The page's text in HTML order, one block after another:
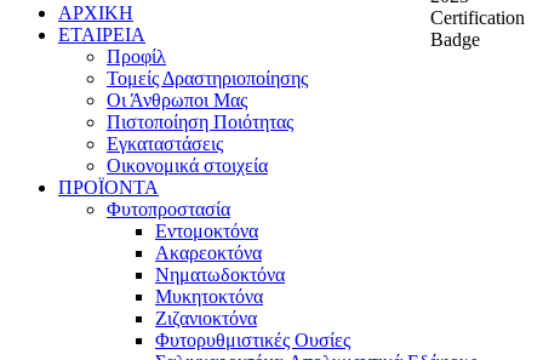
ΑΡΧΙΚΗ
ΕΤΑΙΡΕΙΑ
Προφίλ
Τομείς Δραστηριοποίησης
Οι Άνθρωποι Μας
Πιστοποίηση Ποιότητας
Εγκαταστάσεις
Οικονομικά στοιχεία
ΠΡΟΪΟΝΤΑ
Φυτοπροστασία
Εντομοκτόνα
Ακαρεοκτόνα
Νηματωδοκτόνα
Μυκητοκτόνα
Ζιζανιοκτόνα
Φυτορυθμιστικές Ουσίες